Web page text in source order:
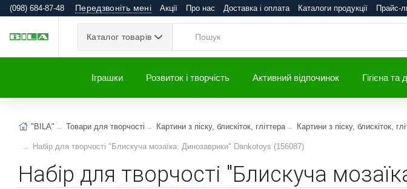
(098) 684-87-48 Передзвоніть мені Акції Про нас Доставка і оплата Каталоги продукції Прайс-
Каталог товарів
Іграшки Розвиток і творчість Активний відпочинок Гігієна та
"BILA" Товари для творчості Картини з піску, блискіток, гліттера Картини з піску, блискіток,
Набір для творчості "Блискуча мозаїка: Динозаврики" Dankotoys (156087)
Набір для творчості "Блискуча